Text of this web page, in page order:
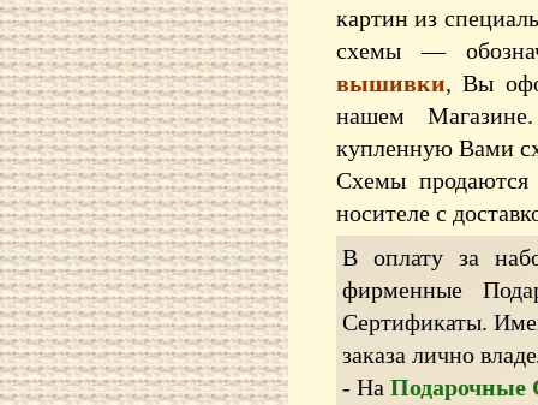
картин из
схемы —
вышивки, Вы
нашем
купленную Вами
Схемы
носителе с
В оплату за
фирменные
Сертификаты.
заказа лично
- На Подарочные